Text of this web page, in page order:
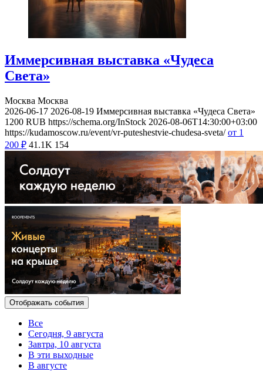
Иммерсивная выставка «Чудеса
Света»
Москва Москва
2026-06-17 2026-08-19 Иммерсивная выставка «Чудеса Света»
1200 RUB https://schema.org/InStock 2026-08-06T14:30:00+03:00
https://kudamoscow.ru/event/vr-puteshestvie-chudesa-sveta/ от 1
200 ₽ 41.1K 154
Отображать события
Все
Сегодня, 9 августа
Завтра, 10 августа
В эти выходные
В августе